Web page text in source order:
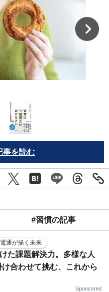
事を読む
#習慣の記事
通が描く未来
た課題解決力。多様な人
合わせて挑む、これから
Sponsored